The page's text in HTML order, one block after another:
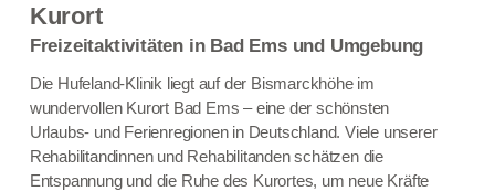
Kurort
Freizeitaktivitäten in Bad Ems und Umgebung
Die Hufeland-Klinik liegt auf der Bismarckhöhe im
wundervollen Kurort Bad Ems – eine der schönsten
Urlaubs- und Ferienregionen in Deutschland. Viele unserer
Rehabilitandinnen und Rehabilitanden schätzen die
Entspannung und die Ruhe des Kurortes, um neue Kräfte